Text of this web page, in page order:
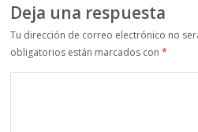
Deja una respuesta
Tu dirección de correo electrónico no
obligatorios están marcados con*